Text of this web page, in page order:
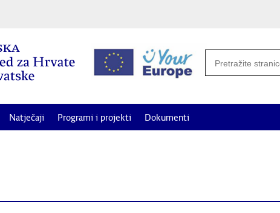
Natječaji Programi i projekti Dokumenti